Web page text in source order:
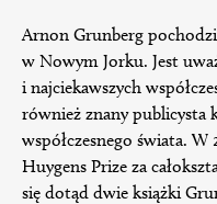
Arnon Grunberg
w Nowym Jorku. Jest
i najciekawszych
również znany publicysta
współczesnego świata.
Huygens Prize za
się dotąd dwie książki